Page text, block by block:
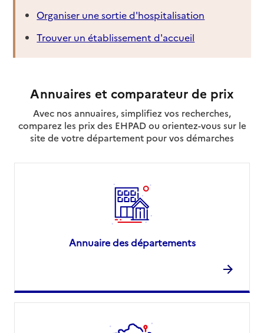
Organiser une sortie d'hospitalisation
Trouver un établissement d'accueil
Annuaires et comparateur de prix
Avec nos annuaires, simplifiez vos recherches,
comparez les prix des EHPAD ou orientez-vous sur le
site de votre département pour vos démarches
Annuaire des départements